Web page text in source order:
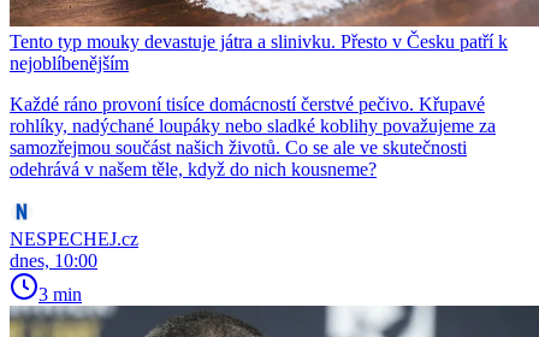
Tento typ mouky devastuje játra a slinivku. Přesto v Česku patří k
nejoblíbenějším
Každé ráno provoní tisíce domácností čerstvé pečivo. Křupavé
rohlíky, nadýchané loupáky nebo sladké koblihy považujeme za
samozřejmou součást našich životů. Co se ale ve skutečnosti
odehrává v našem těle, když do nich kousneme?
NESPECHEJ.cz
dnes, 10:00
3 min